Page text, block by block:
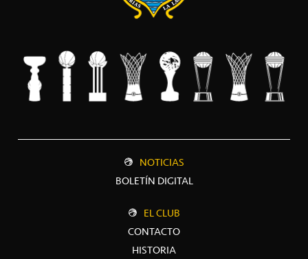
NOTICIAS
BOLETÍN DIGITAL
EL CLUB
CONTACTO
HISTORIA